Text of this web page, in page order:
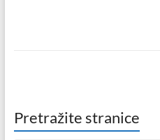
Pretražite stranice